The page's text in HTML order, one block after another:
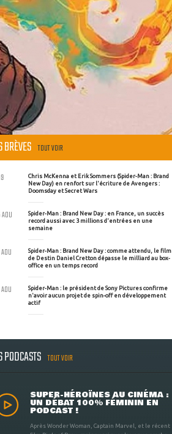
BRÈVES TOUT VOIR
Chris McKenna et Erik Sommers (Spider-Man : Brand
New Day) en renfort sur l'écriture de Avengers :
Doomsday et Secret Wars
Spider-Man : Brand New Day : en France, un succès
record aussi avec 3 millions d'entrées en une
semaine
Spider-Man : Brand New Day : comme attendu, le film
de Destin Daniel Cretton dépasse le milliard au box-
office en un temps record
Spider-Man : le président de Sony Pictures confirme
n'avoir aucun projet de spin-off en développement
actif
PODCASTS TOUT VOIR
SUPER-HÉROÏNES AU CINÉMA :
UN DÉBAT 100% FÉMININ EN
PODCAST !
Après Wonder Woman, Captain Marvel, et le récent